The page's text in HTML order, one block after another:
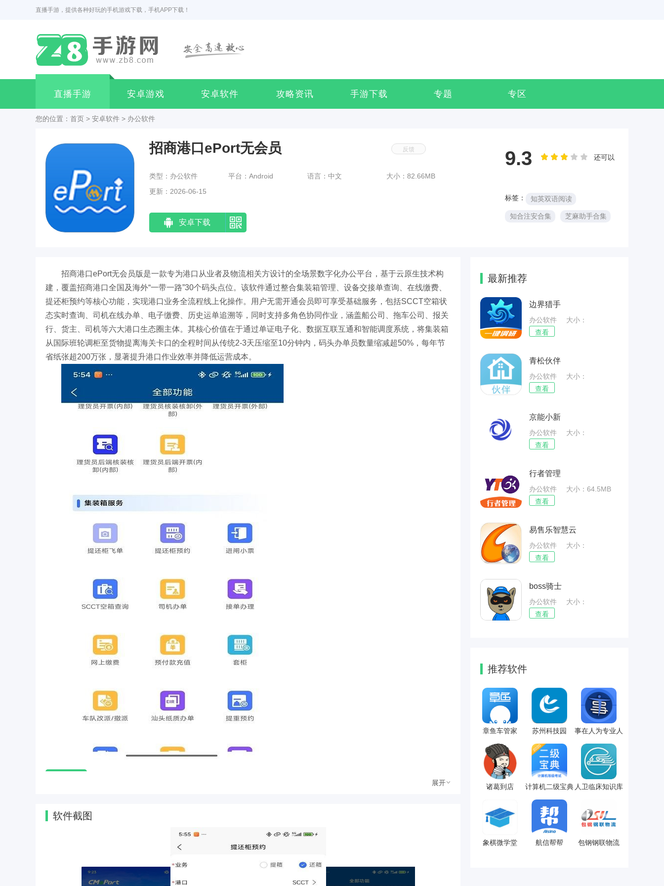
直播手游，提供各种好玩的手机游戏下载，手机APP下载！
直播手游 安卓游戏 安卓软件 攻略资讯 手游下载 专题 专区
您的位置： 首页 > 安卓软件 > 办公软件
类型：办公软件 平台：Android 语言：中文
大小：82.66MB
更新：2026-06-15
安卓下载
还可以
9.3
标签： 知英双语阅读
知合注安合集 芝麻助手合集
招商港口ePort无会员
招商港口ePort无会员版是一款专为港口从业者及物流相关方设计的全场景数字化办公平台，基于云原生技术构
建，覆盖招商港口全国及海外“一带一路”30个码头点位。该软件通过整合集装箱管理、设备交接单查询、在线缴费、
提还柜预约等核心功能，实现港口业务全流程线上化操作。用户无需开通会员即可享受基础服务，包括SCCT空箱状
态实时查询、司机在线办单、电子缴费、历史运单追溯等，同时支持多角色协同作业，涵盖船公司、拖车公司、报关
行、货主、司机等六大港口生态圈主体。其核心价值在于通过单证电子化、数据互联互通和智能调度系统，将集装箱
从国际班轮调柜至货物提离海关卡口的全程时间从传统2-3天压缩至10分钟内，码头办单员数量缩减超50%，每年节
省纸张超200万张，显著提升港口作业效率并降低运营成本。
的一站式操作。例如，用户可通过“提还柜预约”模块选择港口、码头及时间，系统自动生成电子飞单并推送至相关
2. 多角色协同平台：面向船代、货主、拖车公司等六大角色提供定制化服务。报关行可通过“报关单采集与申
3. 智能闸口系统：司机在闸口提还柜时，仅需出示APP生成的二维码即可完成办单，系统自动识别车辆信息并同
展开
软件截图
最新推荐
边界猎手
办公软件
大小：
44.27MB
查看
青松伙伴
办公软件
大小：
59.51MB
查看
京能小新
办公软件
大小：
66.02MB
查看
行者管理
办公软件
大小：64.5MB
查看
易售乐智慧云
办公软件
大小：
54.02MB
查看
boss骑士
办公软件
大小：
68.08MB
查看
推荐软件
章鱼车管家 苏州科技园 事在人为专业人
诸葛到店 计算机二级宝典 人卫临床知识库
象棋微学堂 航信帮帮 包钢钢联物流
反馈